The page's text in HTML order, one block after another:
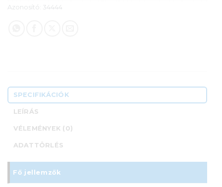
Azonosító: 34444
SPECIFIKÁCIÓK
LEÍRÁS
VÉLEMÉNYEK (0)
ADATTÖRLÉS
Fő jellemzők